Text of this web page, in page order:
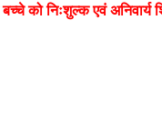
को निःशुल्क एवं अनिवार्य